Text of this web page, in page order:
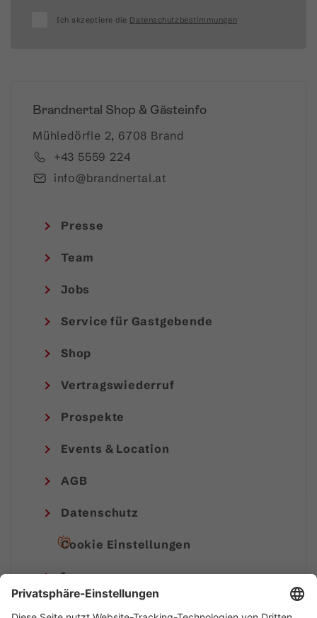
Ich akzeptiere die Datenschutzbestimmungen
Brandnertal Shop & Gästeinfo
Mühledörfle 2, 6708 Brand
+43 5559 224
info@brandnertal.at
Presse
Team
Jobs
Service für Gastgebende
Shop
Vertragswiederruf
Prospekte
Events & Location
AGB
Datenschutz
Cookie Einstellungen
Impressum